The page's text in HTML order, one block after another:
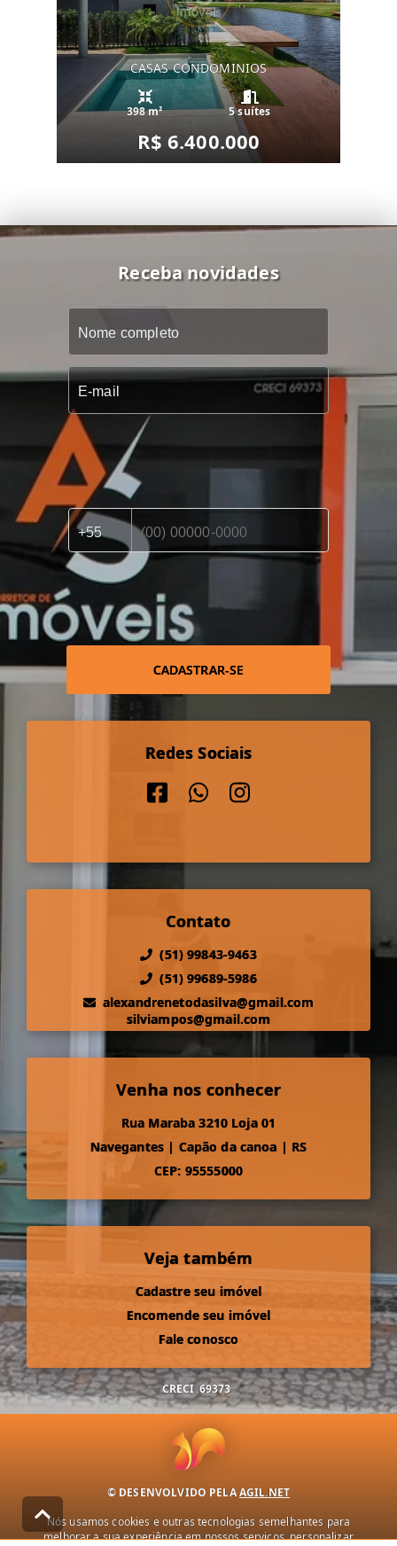
CASAS CONDOMINIOS
398 m² 5 suítes
R$ 6.400.000
Receba novidades
CADASTRAR-SE
Redes Sociais
Contato
(51) 99843-9463
(51) 99689-5986
alexandrenetodasilva@gmail.com
silviampos@gmail.com
Venha nos conhecer
Rua Maraba 3210 Loja 01
Navegantes | Capão da canoa | RS
CEP: 95555000
Veja também
Cadastre seu imóvel
Encomende seu imóvel
Fale conosco
CRECI 69373
© DESENVOLVIDO PELAAGIL.NET
Nós usamos cookies e outras tecnologias semelhantes para
melhorar a sua experiência em nossos serviços, personalizar